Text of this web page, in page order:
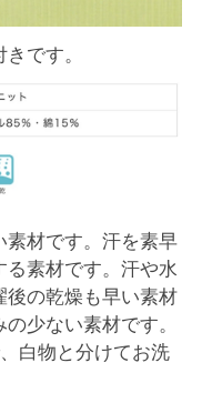
です。
材です。汗を素早
る素材です。汗や水
後の乾燥も早い素材
少ない素材です。
白物と分けてお洗